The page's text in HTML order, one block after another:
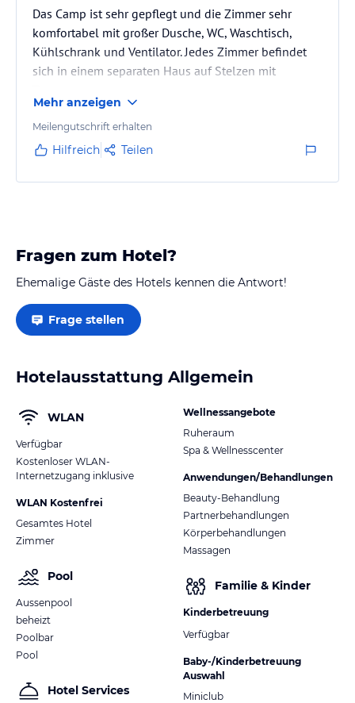
Das Camp ist sehr gepflegt und die Zimmer sehr
komfortabel mit großer Dusche, WC, Waschtisch,
Kühlschrank und Ventilator. Jedes Zimmer befindet
sich in einem separaten Haus auf Stelzen mit
Es ist eine weitläufige, sehr gepflegte Anlage.
Mehr anzeigen
Meilengutschrift erhalten
Hilfreich Teilen
Fragen zum Hotel?
Ehemalige Gäste des Hotels kennen die Antwort!
Frage stellen
Hotelausstattung Allgemein
WLAN
Verfügbar
Kostenloser WLAN-
Internetzugang inklusive
WLAN Kostenfrei
Gesamtes Hotel
Zimmer
Pool
Aussenpool
beheizt
Poolbar
Pool
Hotel Services
Wellnessangebote
Ruheraum
Spa & Wellnesscenter
Anwendungen/Behandlungen
Beauty-Behandlung
Partnerbehandlungen
Körperbehandlungen
Massagen
Familie & Kinder
Kinderbetreuung
Verfügbar
Baby-/Kinderbetreuung
Auswahl
Miniclub